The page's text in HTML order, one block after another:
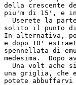
della crescente
piu'm di 15', e
Userete la
solito il punto
In alternativa,
e dopo 10'
spennellata di
medesima.
Una volt ache
una griglia, che
potete abbuffarvi